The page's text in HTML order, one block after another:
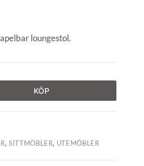
loungestol.
KÖP
, SITTMÖBLER, UTEMÖBLER